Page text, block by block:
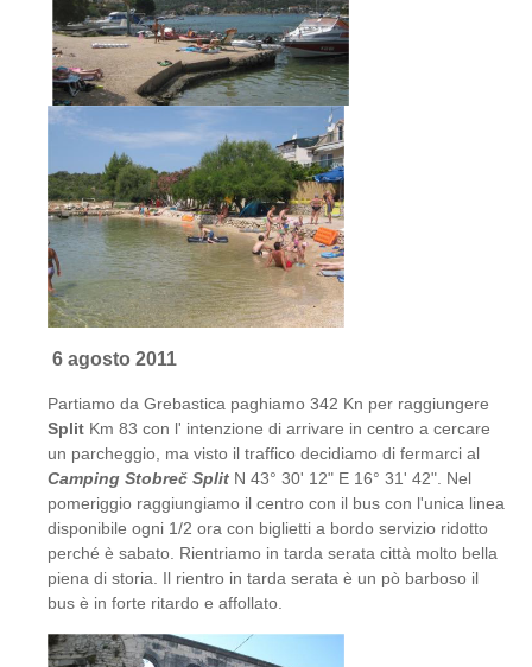
6 agosto 2011
Partiamo da Grebastica paghiamo 342 Kn per raggiungere
Split Km 83 con l' intenzione di arrivare in centro a cercare
un parcheggio, ma visto il traffico decidiamo di fermarci al
Camping Stobreč Split N 43° 30' 12" E 16° 31' 42". Nel
pomeriggio raggiungiamo il centro con il bus con l'unica linea
disponibile ogni 1/2 ora con biglietti a bordo servizio ridotto
perché è sabato. Rientriamo in tarda serata città molto bella
piena di storia. Il rientro in tarda serata è un pò barboso il
bus è in forte ritardo e affollato.